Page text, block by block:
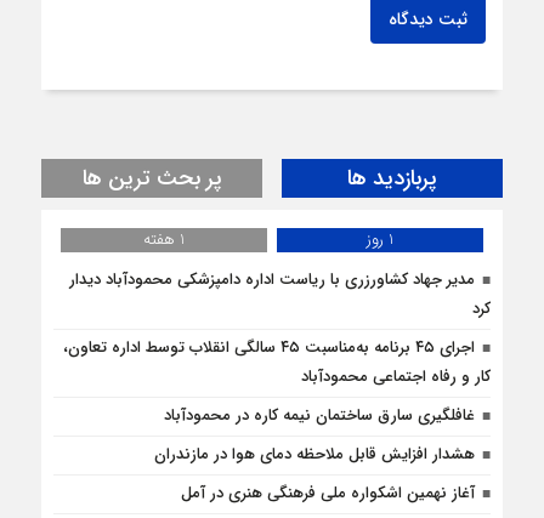
ثبت دیدگاه
پربازدید ها پر بحث ترین ها
1 روز
1 هفته
مدیر جهاد کشاورزری با ریاست اداره دامپزشکی محمودآباد دیدار
کرد
اجرای ۴۵ برنامه به‌مناسبت ۴۵ سالگی انقلاب توسط اداره تعاون،
کار و رفاه اجتماعی محمودآباد
غافلگيري سارق ساختمان نيمه کاره در محمودآباد
هشدار افزایش قابل ملاحظه دمای هوا در مازندران
آغاز نهمین اشکواره ملی فرهنگی هنری در آمل